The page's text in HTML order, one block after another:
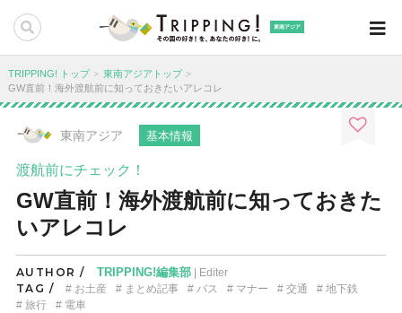
東南アジア
TRIPPING! トップ
東南アジアトップ
GW直前！海外渡航前に知っておきたいアレコレ
東南アジア 基本情報
渡航前にチェック！
GW直前！海外渡航前に知っておきた
いアレコレ
AUTHOR / TRIPPING!編集部| Editer
TAG / お土産 まとめ記事 バス マナー 交通
地下鉄
旅行
電車